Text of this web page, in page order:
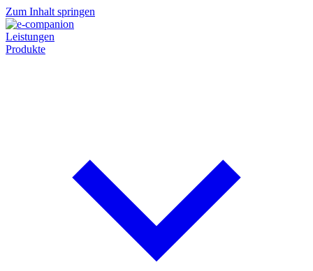
Zum Inhalt springen
Leistungen
Produkte